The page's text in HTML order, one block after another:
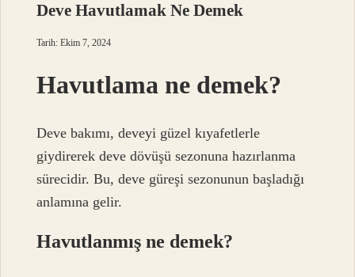
Deve Havutlamak Ne Demek
Tarih: Ekim 7, 2024
Havutlama ne demek?
Deve bakımı, deveyi güzel kıyafetlerle
giydirerek deve dövüşü sezonuna hazırlanma
sürecidir. Bu, deve güreşi sezonunun başladığı
anlamına gelir.
Havutlanmış ne demek?